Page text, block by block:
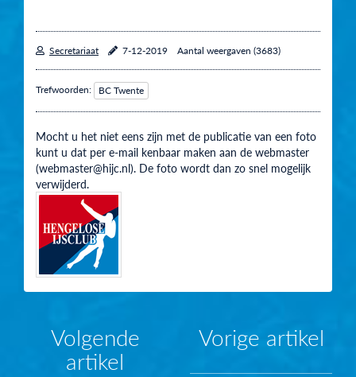
Secretariaat 7-12-2019 Aantal weergaven (3683)
Trefwoorden: BC Twente
Mocht u het niet eens zijn met de publicatie van een foto
kunt u dat per e-mail kenbaar maken aan de webmaster
(webmaster@hijc.nl). De foto wordt dan zo snel mogelijk
verwijderd.
Volgende
artikel
Vorige artikel